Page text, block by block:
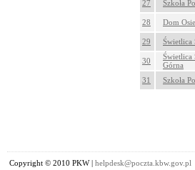
27 Szkoła
28 Dom
29 Świetlica
30
Świetlica
Górna
31
Szkoła
Copyright © 2010 PKW | helpdesk@poczta.kbw.gov.pl